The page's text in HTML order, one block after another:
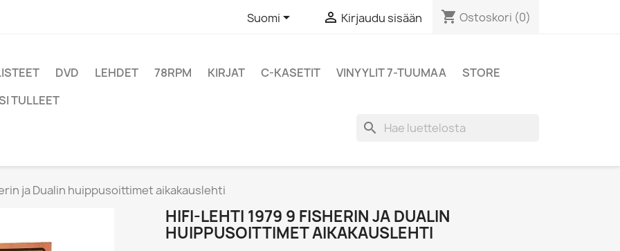
Suomi  Kirjaudu sisään shopping_cart Ostoskori (0)
DVD LEHDET 78RPM KIRJAT C-KASETIT VINYYLIT 7-TUUMAA
STORE
TULLEET
search
ja Dualin huippusoittimet aikakauslehti
HIFI-LEHTI 1979 9 FISHERIN JA DUALIN
HUIPPUSOITTIMET AIKAKAUSLEHTI